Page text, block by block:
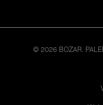
© 2026 BOZAR.